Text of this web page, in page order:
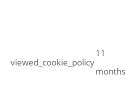
viewed_cookie_policy
11
months